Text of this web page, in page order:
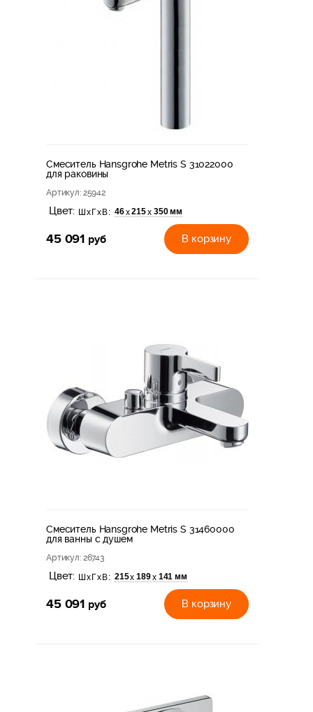
Смеситель Hansgrohe Metris S 31022000
для раковины
Артикул: 25942
Цвет: ШхГхВ: 46х 215х 350 мм
45 091 руб В корзину
Смеситель Hansgrohe Metris S 31460000
для ванны с душем
Артикул: 26743
Цвет: ШхГхВ: 215х 189х 141 мм
45 091 руб В корзину